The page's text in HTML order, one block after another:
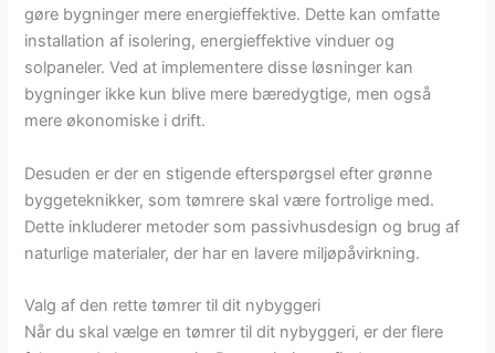
gøre bygninger mere energieffektive. Dette kan omfatte
installation af isolering, energieffektive vinduer og
solpaneler. Ved at implementere disse løsninger kan
bygninger ikke kun blive mere bæredygtige, men også
mere økonomiske i drift.
Desuden er der en stigende efterspørgsel efter grønne
byggeteknikker, som tømrere skal være fortrolige med.
Dette inkluderer metoder som passivhusdesign og brug af
naturlige materialer, der har en lavere miljøpåvirkning.
Valg af den rette tømrer til dit nybyggeri
Når du skal vælge en tømrer til dit nybyggeri, er der flere